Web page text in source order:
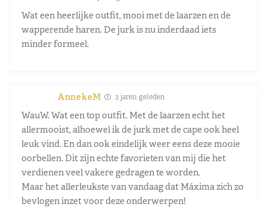
Wat een heerlijke outfit, mooi met de laarzen en de
wapperende haren. De jurk is nu inderdaad iets
minder formeel.
AnnekeM 3 jaren geleden
WauW. Wat een top outfit. Met de laarzen echt het
allermooist, alhoewel ik de jurk met de cape ook heel
leuk vind. En dan ook eindelijk weer eens deze mooie
oorbellen. Dit zijn echte favorieten van mij die het
verdienen veel vakere gedragen te worden.
Maar het allerleukste van vandaag dat Máxima zich zo
bevlogen inzet voor deze onderwerpen!